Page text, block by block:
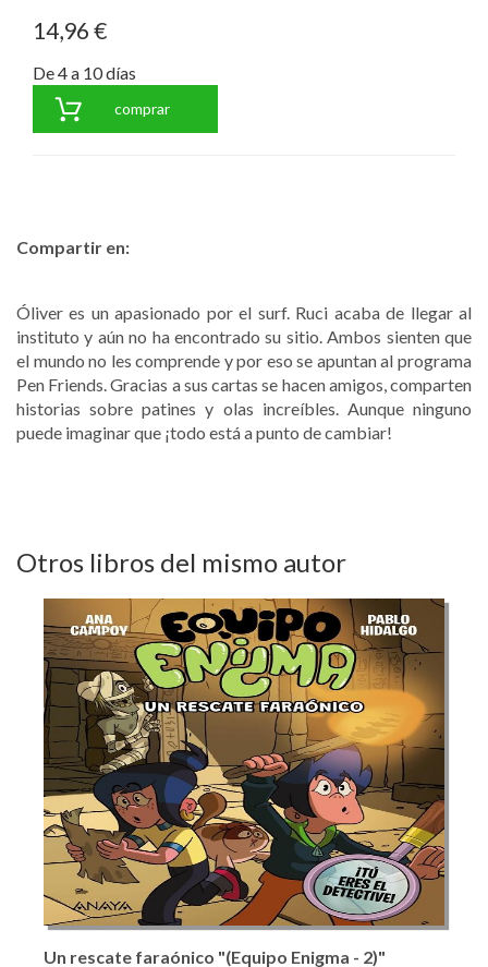
14,96 €
De 4 a 10 días
comprar
Compartir en:
Óliver es un apasionado por el surf. Ruci acaba de llegar al
instituto y aún no ha encontrado su sitio. Ambos sienten que
el mundo no les comprende y por eso se apuntan al programa
Pen Friends. Gracias a sus cartas se hacen amigos, comparten
historias sobre patines y olas increíbles. Aunque ninguno
puede imaginar que ¡todo está a punto de cambiar!
Otros libros del mismo autor
Un rescate faraónico "(Equipo Enigma - 2)"